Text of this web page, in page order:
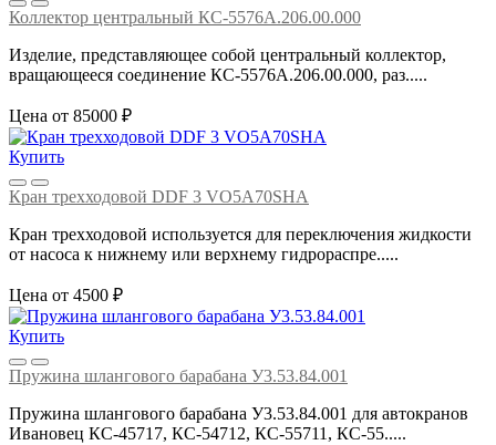
Коллектор центральный КС-5576А.206.00.000
Изделие, представляющее собой центральный коллектор,
вращающееся соединение КС-5576А.206.00.000, раз.....
Цена от 85000 ₽
Купить
Кран трехходовой DDF 3 VO5A70SHA
Кран трехходовой используется для переключения жидкости
от насоса к нижнему или верхнему гидрораспре.....
Цена от 4500 ₽
Купить
Пружина шлангового барабана У3.53.84.001
Пружина шлангового барабана У3.53.84.001 для автокранов
Ивановец КС-45717, КС-54712, КС-55711, КС-55.....